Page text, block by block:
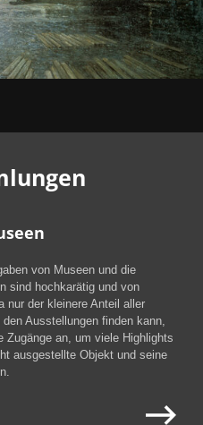
von Museen und die
sind hochkarätig und von
nur der kleinere Anteil aller
Ausstellungen finden kann,
Zugänge an, um viele Highlights
ausgestellte Objekt und seine